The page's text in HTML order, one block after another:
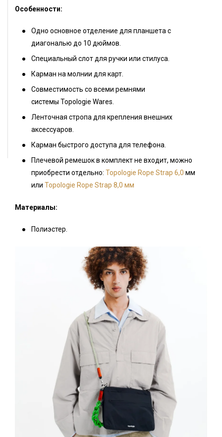
Особенности:
Одно основное отделение для планшета с
диагональю до 10 дюймов.
Специальный слот для ручки или стилуса.
Карман на молнии для карт.
Совместимость со всеми ремнями
системы Topologie Wares
Ленточная стропа для крепления внешних
аксессуаров.
Карман быстрого доступа для телефона.
Плечевой ремешок в комплект не входит, можно
приобрести отдельно: Topologie Rope Strap 6,0 мм
или Topologie Rope Strap 8,0 мм
Материалы:
Полиэстер.